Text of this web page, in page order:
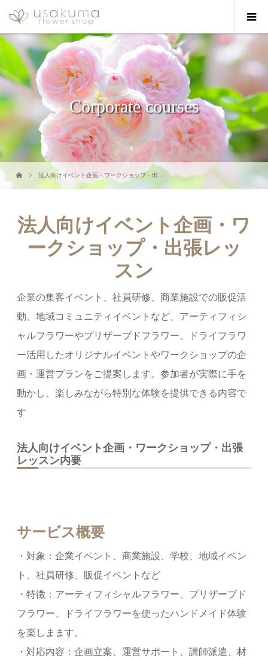
Corporate courses
法人向けイベント企画・ワークショップ・出...
法人向けイベント企画・ワ
ークショップ・出張レッ
スン
企業の集客イベント、社員研修、商業施設での販促活
動、地域コミュニティイベントなど、アーティフィシ
ャルフラワーやプリザーブドフラワー、ドライフラワ
ー活用したオリジナルイベントやワークショップの企
画・運営プランをご提案します。参加者が実際に手を
動かし、楽しみながら特別な体験を提供できる内容で
す
法人向けイベント企画・ワークショップ・出張
レッスン内要
サービス概要
・対象：企業イベント、商業施設、学校、地域イベン
ト、社員研修、販促イベントなど
・特徴：アーティフィシャルフラワー、プリザーブド
フラワー、ドライフラワーを使ったハンドメイド体験
を楽しまます。
・対応内容：企画立案、運営サポート、講師派遣、材